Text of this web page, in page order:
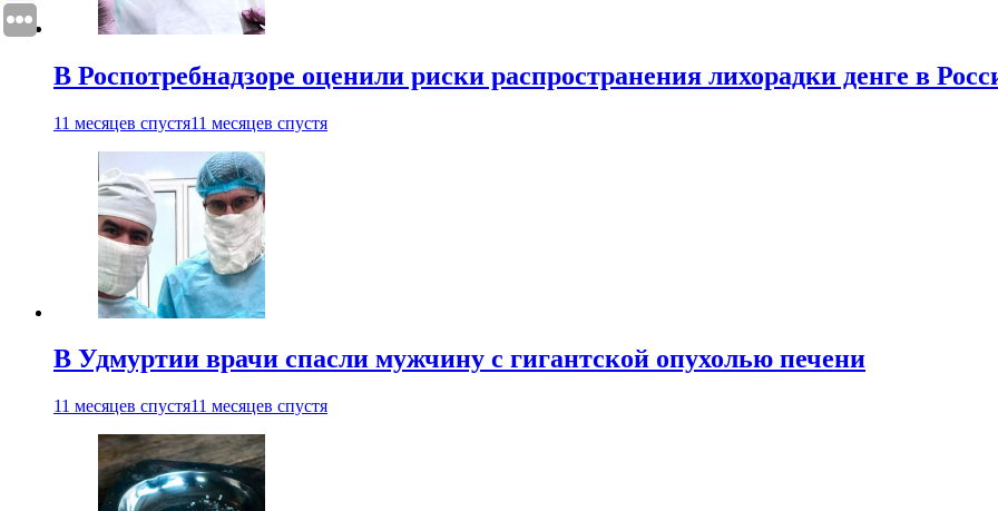
В Роспотребнадзоре оценили риски распространения лихорадки денге в
11 месяцев спустя11 месяцев спустя
В Удмуртии врачи спасли мужчину с гигантской опухолью печени
11 месяцев спустя11 месяцев спустя